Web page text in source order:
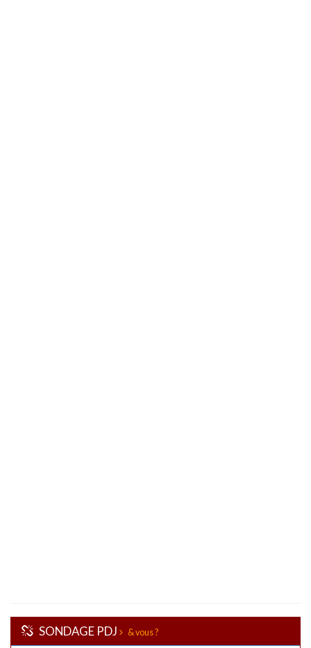
SONDAGE PDJ & vous ?